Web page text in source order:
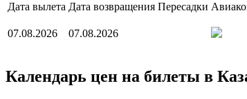
Дата вылета Дата возвращения Пересадки
07.08.2026 07.08.2026
Календарь цен на билеты в